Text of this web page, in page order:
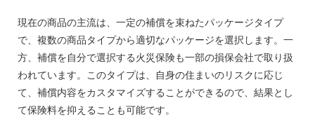
現在の商品の主流は、一定の補償を束ねたパッケージタイプ
で、複数の商品タイプから適切なパッケージを選択します。一
方、補償を自分で選択する火災保険も一部の損保会社で取り扱
われています。このタイプは、自身の住まいのリスクに応じ
て、補償内容をカスタマイズすることができるので、結果とし
て保険料を抑えることも可能です。